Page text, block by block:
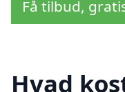
Få tilbud,
Hvad